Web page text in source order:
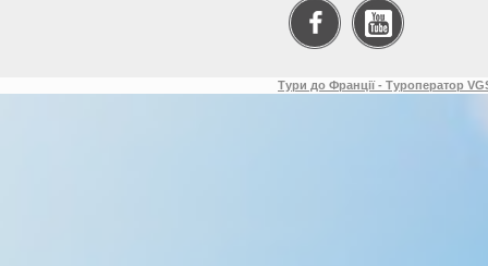
Тури до Франції - Туроператор